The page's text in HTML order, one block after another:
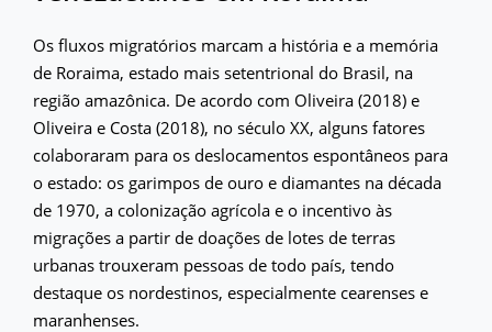
Os fluxos migratórios marcam a história e a memória
de Roraima, estado mais setentrional do Brasil, na
região amazônica. De acordo com Oliveira (2018) e
Oliveira e Costa (2018), no século XX, alguns fatores
colaboraram para os deslocamentos espontâneos para
o estado: os garimpos de ouro e diamantes na década
de 1970, a colonização agrícola e o incentivo às
migrações a partir de doações de lotes de terras
urbanas trouxeram pessoas de todo país, tendo
destaque os nordestinos, especialmente cearenses e
maranhenses.